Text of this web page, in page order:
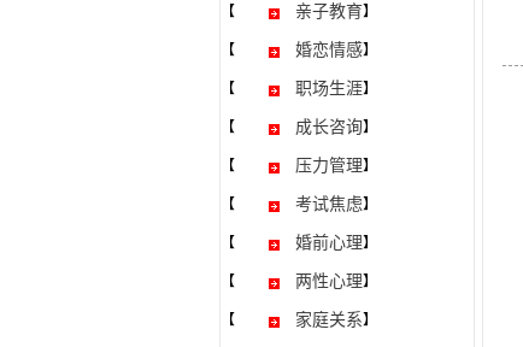
【 亲子教育】
【 婚恋情感】
【 职场生涯】
【 成长咨询】
【 压力管理】
【 考试焦虑】
【 婚前心理】
【 两性心理】
【 家庭关系】